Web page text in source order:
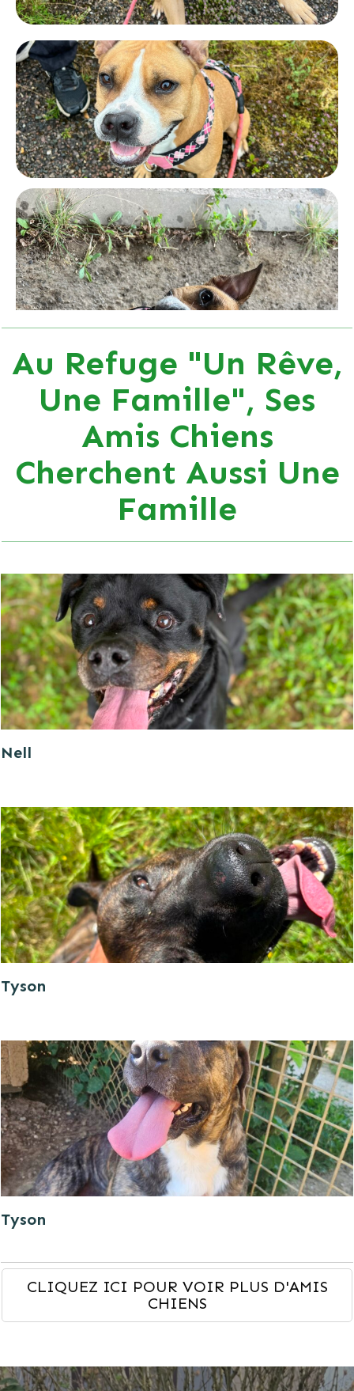
Au Refuge "Un Rêve,
Une Famille", Ses
Amis Chiens
Cherchent Aussi Une
Famille
Nell
Tyson
Tyson
CLIQUEZ ICI POUR VOIR PLUS D'AMIS
CHIENS